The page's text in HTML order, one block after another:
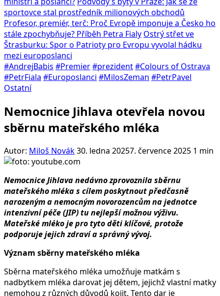
sportovce stal prostředník milionových obchodů
Profesor, premiér, terč: Proč Evropě imponuje a Česko ho
stále zpochybňuje? Příběh Petra Fialy Ostrý střet ve
Štrasburku: Spor o Patrioty pro Evropu vyvolal hádku
mezi europoslanci
#AndrejBabis #Premier#prezident#Colours of Ostrava
#PetrFiala #Europoslanci #MilosZeman #PetrPavel
Ostatní
Nemocnice Jihlava otevřela novou
sběrnu mateřského mléka
Autor: Miloš Novák30. ledna 20257. července 2025 1 min
Nemocnice Jihlava nedávno zprovoznila sběrnu
mateřského mléka s cílem poskytnout předčasně
narozeným a nemocným novorozencům na jednotce
intenzivní péče (JIP) tu nejlepší možnou výživu.
Mateřské mléko je pro tyto děti klíčové, protože
podporuje jejich zdraví a správný vývoj.
Význam sběrny mateřského mléka
Sběrna mateřského mléka umožňuje matkám s
nadbytkem mléka darovat jej dětem, jejichž vlastní matky
nemohou z různých důvodů kojit. Tento dar je